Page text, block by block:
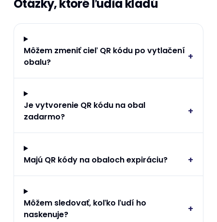
Otázky, ktoré ľudia kladú
Môžem zmeniť cieľ QR kódu po vytlačení
obalu?
+
Je vytvorenie QR kódu na obal
zadarmo?
+
Majú QR kódy na obaloch expiráciu? +
Môžem sledovať, koľko ľudí ho
naskenuje?
+